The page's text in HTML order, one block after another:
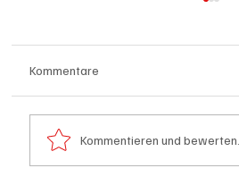
Kommentare
Kommentieren und bewerten...